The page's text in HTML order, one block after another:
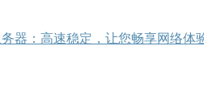
器：高速稳定，让您畅享网络体